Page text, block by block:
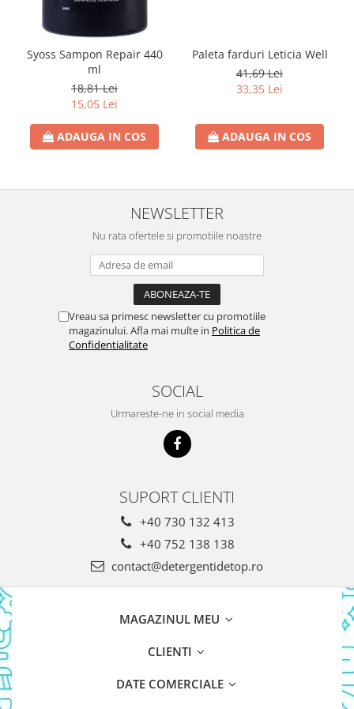
Detergent Bebelusi
Detergent Bebelusi Ariel
Sampon Bebelusi
Pasta de dinti *B*
Periuta De Dinti *B*
Periuta de Dinti Electrica Copii
Periuta de Dinti Oral B
Ingrijire Adulti
Servetele Umede Adulti
Ingrijire Personala
Absorbante & Tampoane
Syoss Sampon Repair 440
ml
18,81 Lei
15,05 Lei
ADAUGA IN COS
Paleta farduri Leticia Well
41,69 Lei
33,35 Lei
ADAUGA IN COS
NEWSLETTER
Nu rata ofertele si promotiile noastre
Vreau sa primesc newsletter cu promotiile
magazinului. Afla mai multe in Politica de
Confidentialitate
SOCIAL
Urmareste-ne in social media
SUPORT CLIENTI
+40 730 132 413
+40 752 138 138
contact@detergentidetop.ro
MAGAZINUL MEU
CLIENTI
DATE COMERCIALE